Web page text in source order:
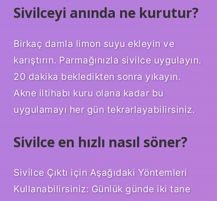
Sivilceyi anında ne kurutur?
Birkaç damla limon suyu ekleyin ve
karıştırın. Parmağınızla sivilce uygulayın.
20 dakika bekledikten sonra yıkayın.
Akne iltihabı kuru olana kadar bu
uygulamayı her gün tekrarlayabilirsiniz.
Sivilce en hızlı nasıl söner?
Sivilce Çıktı için Aşağıdaki Yöntemleri
Kullanabilirsiniz: Günlük günde iki tane